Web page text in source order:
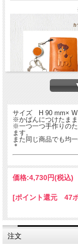
犬や動物がモチーフの本
ていつもいっしょにお持
バセットハウンドの本革
バンカクラフト「革物語
熟練した職人が一つ一つ
ば持つほど手になじみ、
バセット
サイズ H 90 mm× W
※かばんにつけたま
※一つ一つ手作りの
ます。
また同じ商品でも均
＊
価格:4,730円(税込)
[ポイント還元 47
注文